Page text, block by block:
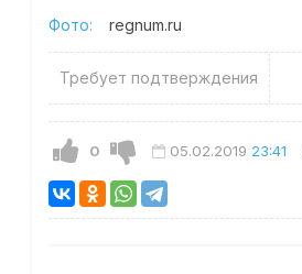
Фото: regnum.ru
Требует подтверждения
0 05.02.2019 23:41